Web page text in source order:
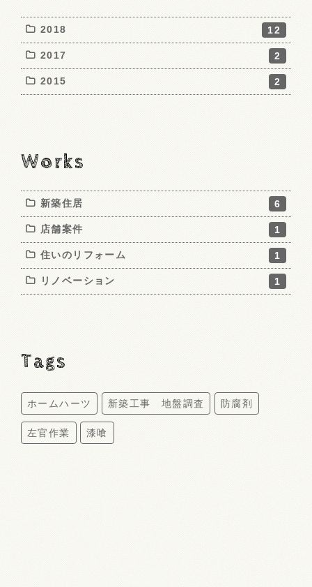
2018 12
2017 2
2015 2
Works
新築住居 6
店舗案件 1
住いのリフォーム 1
リノベーション 1
Tags
ホームハーツ 新築工事 地盤調査 防腐剤
左官作業 漆喰